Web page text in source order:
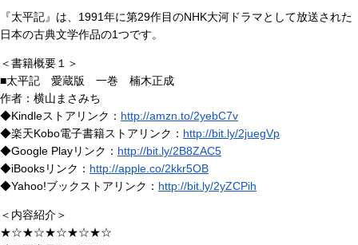
『太平記』は、1991年に第29作目のNHK大河ドラマとして放送された
日本の古典文学作品の1つです。
＜書籍概要１＞
■太平記 愛蔵版 一巻 楠木正成
作者：横山まさみち
◆Kindleストアリンク： http://amzn.to/2yebC7v
◆楽天Kobo電子書籍ストアリンク： http://bit.ly/2juegVp
◆Google Playリンク： http://bit.ly/2B8ZAC5
◆iBooksリンク： http://apple.co/2kkr5OB
◆Yahoo!ブックストアリンク： http://bit.ly/2yZCPih
＜内容紹介＞
★☆★☆★☆★☆★☆